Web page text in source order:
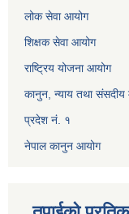
लोक सेवा आयोग
शिक्षक सेवा आयोग
राष्ट्रिय योजना आयोग
कानुन, न्याय तथा संसदीय
प्रदेश नं. १
नेपाल कानुन आयोग